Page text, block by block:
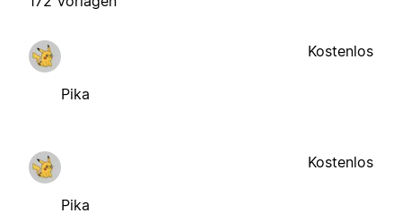
Pika
Kostenlos
Pika
Kostenlos